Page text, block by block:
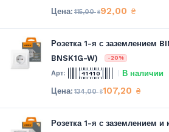
115,00₴92,00 ₴
Розетка 1-я с заземлением
BNSK1G-W)
-20%
41410 В наличии
134,00₴107,20 ₴
Розетка 1-я с заземлением